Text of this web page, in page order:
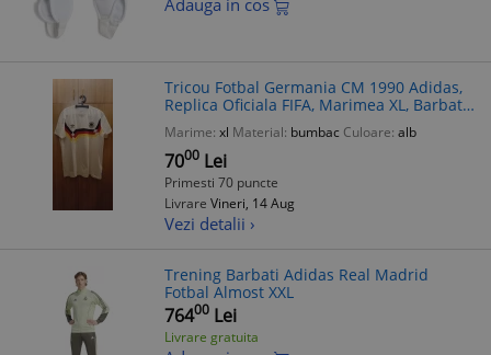
Adauga in cos
Tricou Fotbal Germania CM 1990 Adidas,
Replica Oficiala FIFA, Marimea XL, Barbati,
Bumbac Alb
Marime: xl Material: bumbac Culoare: alb
7000 Lei
Primesti 70 puncte
Livrare Vineri, 14 Aug
Vezi detalii ›
Trening Barbati Adidas Real Madrid
Fotbal Almost XXL
76400 Lei
Livrare gratuita